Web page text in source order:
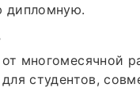
дипломную.
многомесячной
студентов,